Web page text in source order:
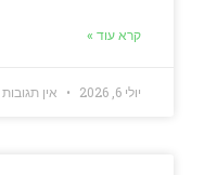
קרא עוד »
יולי 6, 2026 אין תגובות